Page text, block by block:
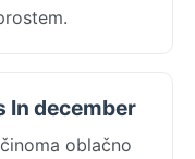
In december
oblačno